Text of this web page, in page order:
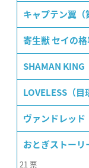
キャプテン翼（
寄生獣 セイの格
SHAMAN KING
LOVELESS（目
ヴァンドレッド
おとぎストーリ
21 票